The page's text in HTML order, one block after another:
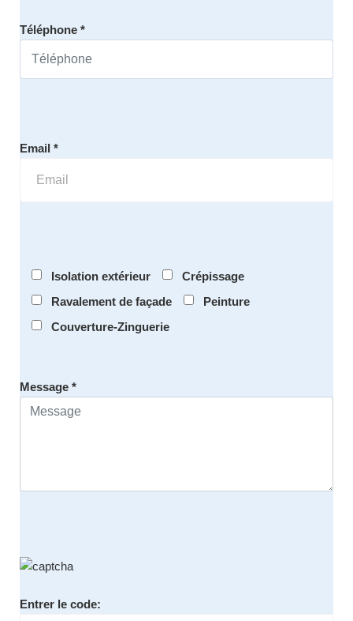
Téléphone *
Email *
Isolation extérieur
Crépissage
Ravalement de façade
Peinture
Couverture-Zinguerie
Message *
Entrer le code: